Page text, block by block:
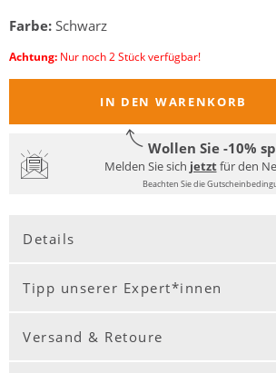
Farbe: Schwarz
Achtung: Nur noch 2 Stück verfügbar!
IN DEN WARENKORB
Wollen Sie -10%
Melden Sie sich jetztfür den
Beachten Sie die
Details
Tipp unserer Expert*innen
Versand & Retoure